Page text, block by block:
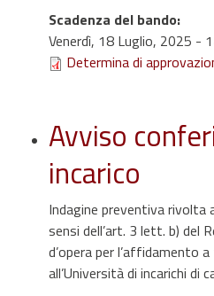
Scadenza del bando:
Venerdì, 18 Luglio, 2025 -
Determina di
Avviso
incarico
Indagine preventiva rivolta
sensi dell’art. 3 lett. b) del
d’opera per l’affidamento
all’Università di incarichi di